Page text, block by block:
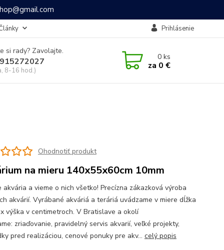
Prihlásenie
si rady? Zavolajte.
8-16 hod.)
0ks
za 0 €
Ohodnotiť produkt
na mieru 140x55x60cm 10mm
akvária a vieme o nich všetko! Precízna zákazková výroba
akvárií. Vyrábané akváriá a teráriá uvádzame v miere dĺžka
výška v centimetroch. V Bratislave a okolí
zriaďovanie, pravidelný servis akvarií, veľké projekty,
pred realizáciou, cenové ponuky pre akv... celý popis